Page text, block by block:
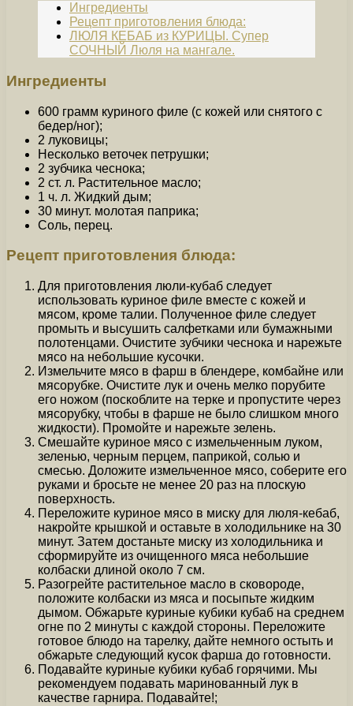
Ингредиенты
Рецепт приготовления блюда:
ЛЮЛЯ КЕБАБ из КУРИЦЫ. Супер
СОЧНЫЙ Люля на мангале.
Ингредиенты
600 грамм куриного филе (с кожей или снятого с
бедер/ног);
2 луковицы;
Несколько веточек петрушки;
2 зубчика чеснока;
2 ст. л. Растительное масло;
1 ч. л. Жидкий дым;
30 минут. молотая паприка;
Соль, перец.
Рецепт приготовления блюда:
Для приготовления люли-кубаб следует
использовать куриное филе вместе с кожей и
мясом, кроме талии. Полученное филе следует
промыть и высушить салфетками или бумажными
полотенцами. Очистите зубчики чеснока и нарежьте
мясо на небольшие кусочки.
Измельчите мясо в фарш в блендере, комбайне или
мясорубке. Очистите лук и очень мелко порубите
его ножом (поскоблите на терке и пропустите через
мясорубку, чтобы в фарше не было слишком много
жидкости). Промойте и нарежьте зелень.
Смешайте куриное мясо с измельченным луком,
зеленью, черным перцем, паприкой, солью и
смесью. Доложите измельченное мясо, соберите его
руками и бросьте не менее 20 раз на плоскую
поверхность.
Переложите куриное мясо в миску для люля-кебаб,
накройте крышкой и оставьте в холодильнике на 30
минут. Затем достаньте миску из холодильника и
сформируйте из очищенного мяса небольшие
колбаски длиной около 7 см.
Разогрейте растительное масло в сковороде,
положите колбаски из мяса и посыпьте жидким
дымом. Обжарьте куриные кубики кубаб на среднем
огне по 2 минуты с каждой стороны. Переложите
готовое блюдо на тарелку, дайте немного остыть и
обжарьте следующий кусок фарша до готовности.
Подавайте куриные кубики кубаб горячими. Мы
рекомендуем подавать маринованный лук в
качестве гарнира. Подавайте!;